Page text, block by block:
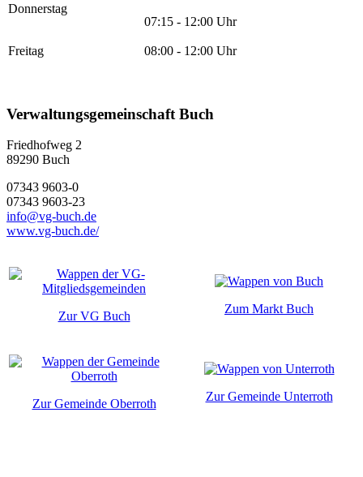
Donnerstag
07:15 - 12:00 Uhr
Freitag 08:00 - 12:00 Uhr
Verwaltungsgemeinschaft Buch
Friedhofweg 2
89290 Buch
07343 9603-0
07343 9603-23
info@vg-buch.de
www.vg-buch.de/
Zur VG Buch
Zum Markt Buch
Zur Gemeinde Oberroth
Zur Gemeinde Unterroth